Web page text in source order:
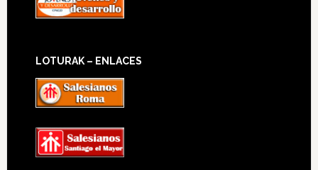
LOTURAK – ENLACES